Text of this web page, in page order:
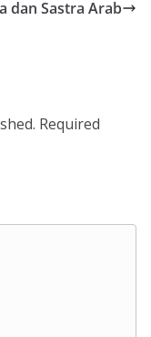
dan Sastra Arab
Required